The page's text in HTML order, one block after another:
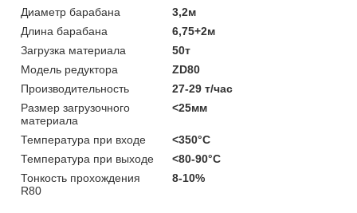
Диаметр барабана
3,2м
Длина барабана
6,75+2м
Загрузка материала
50т
Модель редуктора
ZD80
Производительность
27-29 т/час
Размер загрузочного
материала
<25мм
Температура при входе
<350°C
Температура при выходе
<80-90°C
Тонкость прохождения
R80
8-10%